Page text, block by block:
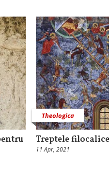
Theologica
Treptele
11 Apr, 2021